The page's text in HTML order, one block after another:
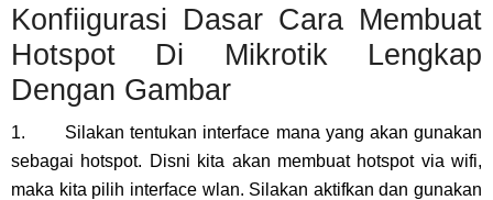
Konfiigurasi Dasar Cara Membuat
Hotspot Di Mikrotik Lengkap
Dengan Gambar
1. Silakan tentukan interface mana yang akan gunakan
sebagai hotspot. Disni kita akan membuat hotspot via wifi,
maka kita pilih interface wlan. Silakan aktifkan dan gunakan